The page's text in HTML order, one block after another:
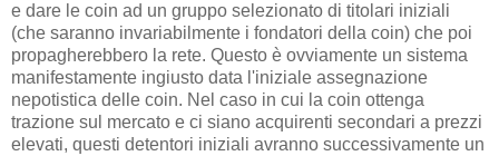
e dare le coin ad un gruppo selezionato di titolari iniziali
(che saranno invariabilmente i fondatori della coin) che poi
propagherebbero la rete. Questo è ovviamente un sistema
manifestamente ingiusto data l'iniziale assegnazione
nepotistica delle coin. Nel caso in cui la coin ottenga
trazione sul mercato e ci siano acquirenti secondari a prezzi
elevati, questi detentori iniziali avranno successivamente un